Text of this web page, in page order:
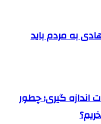
به مردم باید
اندازه گیری؛ چطور